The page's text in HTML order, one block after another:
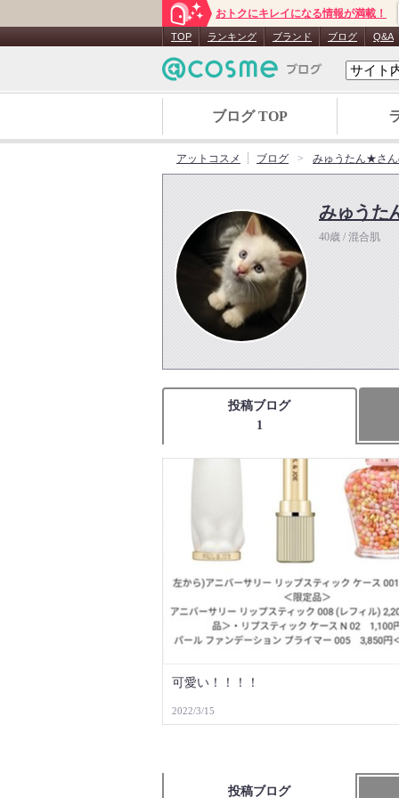
おトクにキレイになる情報が満載！
TOP ランキング ブランド ブログ Q&A
ブログ TOP
アットコスメ ブログ みゅうたん★さ
みゅうた
40歳 / 混合肌
投稿ブログ
1
可愛い！！！！
2022/3/15
投稿ブログ